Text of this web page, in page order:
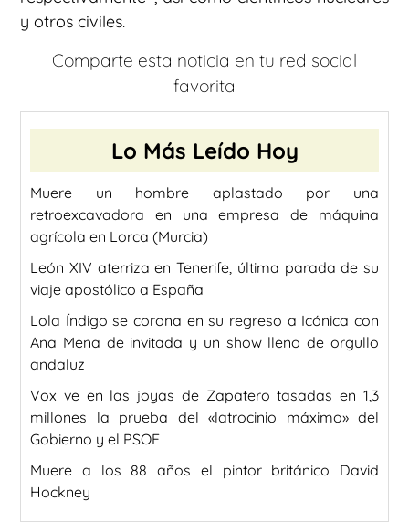
y otros civiles.
Comparte esta noticia en tu red social
favorita
Lo Más Leído Hoy
Muere un hombre aplastado por una
retroexcavadora en una empresa de máquina
agrícola en Lorca (Murcia)
León XIV aterriza en Tenerife, última parada de su
viaje apostólico a España
Lola Índigo se corona en su regreso a Icónica con
Ana Mena de invitada y un show lleno de orgullo
andaluz
Vox ve en las joyas de Zapatero tasadas en 1,3
millones la prueba del «latrocinio máximo» del
Gobierno y el PSOE
Muere a los 88 años el pintor británico David
Hockney